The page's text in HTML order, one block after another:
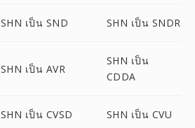
SHN เป็น SND SHN เป็น SNDR
SHN เป็น AVR
SHN เป็น
CDDA
SHN เป็น CVSD SHN เป็น CVU